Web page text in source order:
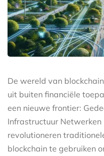
De wereld van
uit buiten financiële
een nieuwe frontier:
Infrastructuur Netwerken
revolutioneren
blockchain te gebruiken